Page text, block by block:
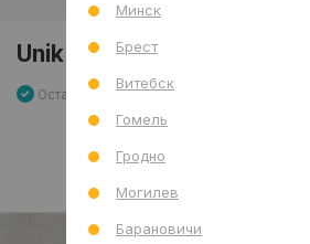
Unik Ash Pol 60x120 R
Остаток 38.16 м2 Артикул: 0000022603
Минск
Брест
Витебск
Гомель
Гродно
Могилев
Барановичи